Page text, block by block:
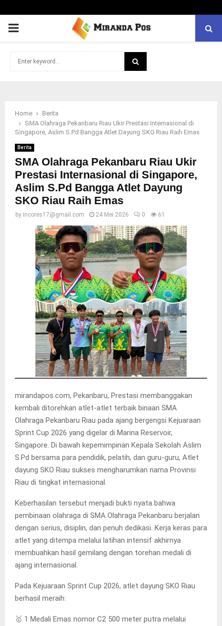
PRIMARY
Home
Berita
SMA Olahraga Pekanbaru Riau Ukir Prestasi Internasional di
Singapore, Aslim S.Pd Bangga Atlet Dayung SKO Riau Raih Emas
Berita
SMA Olahraga Pekanbaru Riau Ukir
Prestasi Internasional di Singapore,
Aslim S.Pd Bangga Atlet Dayung
SKO Riau Raih Emas
by incores17@gmail.com 24 Mei 2026 0 61
mirandapos.com, Pekanbaru, Prestasi membanggakan
kembali ditorehkan atlet-atlet terbaik binaan SMA
Olahraga Pekanbaru Riau pada ajang bergengsi Kejuaraan
Sprint Cup 2026 yang digelar di Marina Reservoir,
Singapore. Di bawah kepemimpinan Kepala Sekolah Aslim
S.Pd bersama para pendidik, pelatih, dan guru-guru, Atlet
dayung SKO Riau sukses mengharumkan nama Provinsi
Riau di tingkat internasional.
Keberhasilan tersebut menjadi bukti nyata bahwa
pembinaan olahraga di SMA Olahraga Pekanbaru berjalan
dengan serius, disiplin, dan penuh dedikasi. Kerja keras para
atlet yang ditempa melalui latihan intensif akhirnya
membuahkan hasil gemilang dengan torehan medali di
ajang internasional.
Pada Kejuaraan Sprint Cup 2026, atlet dayung SKO Riau
berhasil meraih:
🥇 1 Medali Emas nomor C2 500 meter putra melalui